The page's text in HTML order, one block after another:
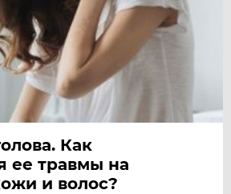
Как
ее травмы на
и волос?